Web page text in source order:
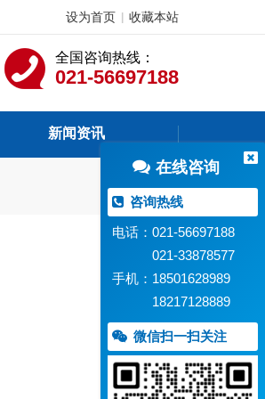
设为首页 收藏本站
全国咨询热线：
021-56697188
新闻资讯
在线咨询
咨询热线
电话：021-56697188
021-33878577
手机：18501628989
18217128889
微信扫一扫关注